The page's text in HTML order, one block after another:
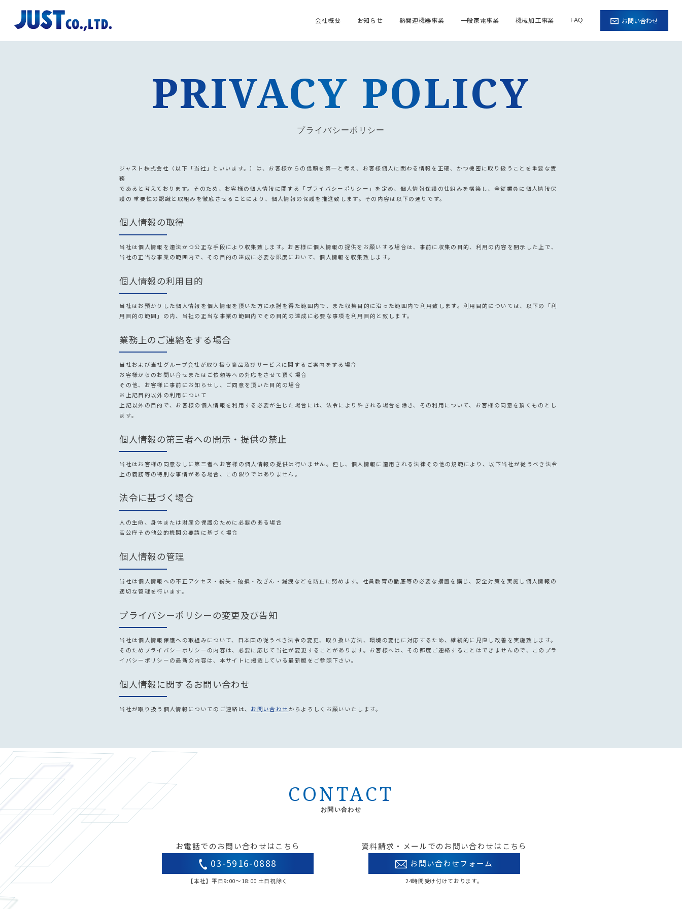
会社概要 お知らせ 熱関連機器事業 一般家電事業 機械加工事業 FAQ お問い合わせ
PRIVACY POLICY
プライバシーポリシー
ジャスト株式会社（以下「当社」といいます。）は、お客様からの信頼を第一と考え、お客様個人に関わる情報を正確、かつ機密に取り扱うことを重要な責
務
であると考えております。そのため、お客様の個人情報に関する「プライバシーポリシー」を定め、個人情報保護の仕組みを構築し、全従業員に個人情報保
護の 重要性の認識と取組みを徹底させることにより、個人情報の保護を推進致します。その内容は以下の通りです。
個人情報の取得
当社は個人情報を適法かつ公正な手段により収集致します。お客様に個人情報の提供をお願いする場合は、事前に収集の目的、利用の内容を開示した上で、
当社の正当な事業の範囲内で、その目的の達成に必要な限度において、個人情報を収集致します。
個人情報の利用目的
当社はお預かりした個人情報を個人情報を頂いた方に承諾を得た範囲内で、また収集目的に沿った範囲内で利用致します。利用目的については、以下の「利
用目的の範囲」の内、当社の正当な事業の範囲内でその目的の達成に必要な事項を利用目的と致します。
業務上のご連絡をする場合
当社および当社グループ会社が取り扱う商品及びサービスに関するご案内をする場合
お客様からのお問い合せまたはご依頼等への対応をさせて頂く場合
その他、お客様に事前にお知らせし、ご同意を頂いた目的の場合
※上記目的以外の利用について
上記以外の目的で、お客様の個人情報を利用する必要が生じた場合には、法令により許される場合を除き、その利用について、お客様の同意を頂くものとし
ます。
個人情報の第三者への開示・提供の禁止
当社はお客様の同意なしに第三者へお客様の個人情報の提供は行いません。但し、個人情報に適用される法律その他の規範により、以下当社が従うべき法令
上の義務等の特別な事情がある場合、この限りではありません。
法令に基づく場合
人の生命、身体または財産の保護のために必要のある場合
官公庁その他公的機関の要請に基づく場合
個人情報の管理
当社は個人情報への不正アクセス・紛失・破損・改ざん・漏洩などを防止に努めます。社員教育の徹底等の必要な措置を講じ、安全対策を実施し個人情報の
適切な管理を行います。
プライバシーポリシーの変更及び告知
当社は個人情報保護への取組みについて、日本国の従うべき法令の変更、取り扱い方法、環境の変化に対応するため、継続的に見直し改善を実施致します。
そのためプライバシーポリシーの内容は、必要に応じて当社が変更することがあります。お客様へは、その都度ご連絡することはできませんので、このプラ
イバシーポリシーの最新の内容は、本サイトに掲載している最新版をご参照下さい。
個人情報に関するお問い合わせ
当社が取り扱う個人情報についてのご連絡は、 お問い合わせ からよろしくお願いいたします。
CONTACT
お問い合わせ
お電話でのお問い合わせはこちら
03-5916-0888
【本社】平日9:00〜18:00 土日祝除く
資料請求・メールでのお問い合わせはこちら
お問い合わせフォーム
24時間受け付けております。